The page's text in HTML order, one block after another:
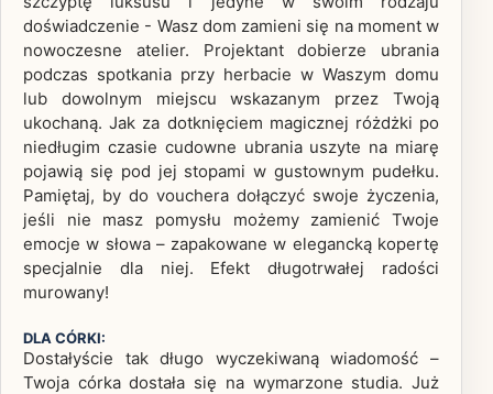
doświadczenie - Wasz dom zamieni się na moment w
nowoczesne atelier. Projektant dobierze ubrania
podczas spotkania przy herbacie w Waszym domu
lub dowolnym miejscu wskazanym przez Twoją
ukochaną. Jak za dotknięciem magicznej różdżki po
niedługim czasie cudowne ubrania uszyte na miarę
pojawią się pod jej stopami w gustownym pudełku.
Pamiętaj, by do vouchera dołączyć swoje życzenia,
jeśli nie masz pomysłu możemy zamienić Twoje
emocje w słowa – zapakowane w elegancką kopertę
specjalnie dla niej. Efekt długotrwałej radości
murowany!
DLA CÓRKI:
Dostałyście tak długo wyczekiwaną wiadomość –
Twoja córka dostała się na wymarzone studia. Już